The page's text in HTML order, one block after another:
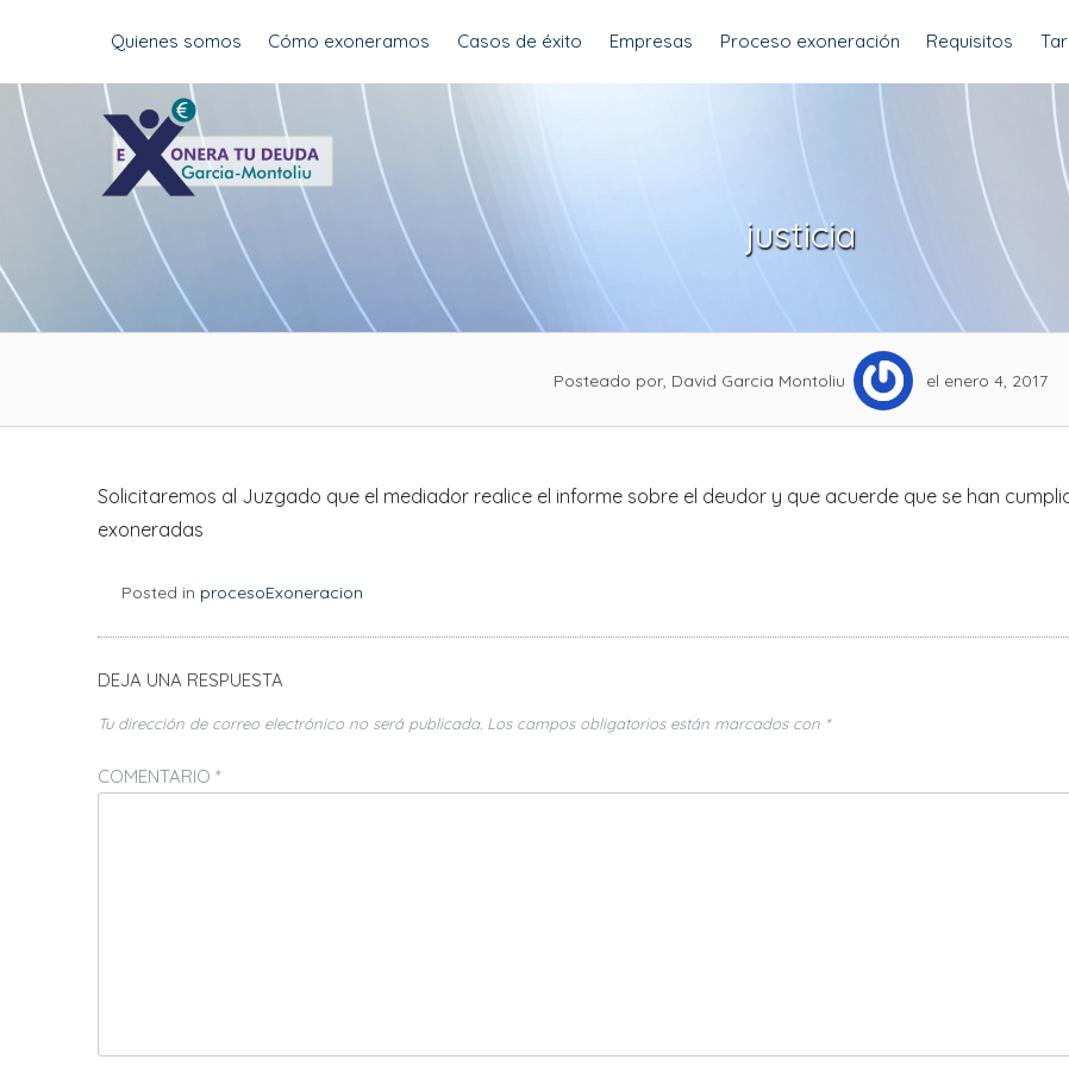
content
justicia
Posteado por, David Garcia Montoliu el enero 4, 2017
Solicitaremos al Juzgado que el mediador realice el informe sobre el deudor y que acuerde que se han
exoneradas
Posted in procesoExoneracion
DEJA UNA RESPUESTA
Tu dirección de correo electrónico no será publicada. Los campos obligatorios están marcados con *
COMENTARIO *
Quienes somos Cómo exoneramos Casos de éxito Empresas Proceso exoneración Requisitos